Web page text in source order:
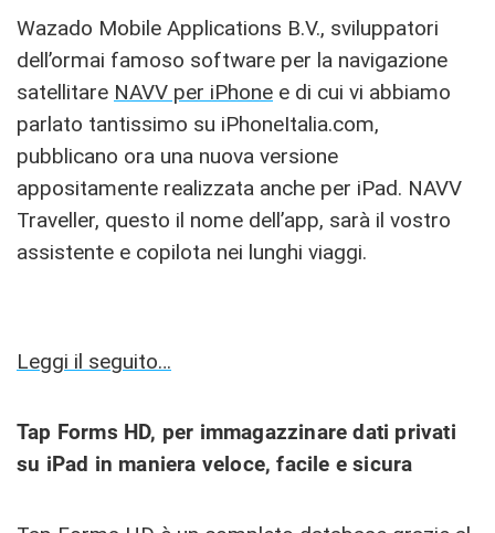
Wazado Mobile Applications B.V., sviluppatori
dell’ormai famoso software per la navigazione
satellitare NAVV per iPhone e di cui vi abbiamo
parlato tantissimo su iPhoneItalia.com,
pubblicano ora una nuova versione
appositamente realizzata anche per iPad. NAVV
Traveller, questo il nome dell’app, sarà il vostro
assistente e copilota nei lunghi viaggi.
Leggi il seguito…
Tap Forms HD, per immagazzinare dati privati
su iPad in maniera veloce, facile e sicura